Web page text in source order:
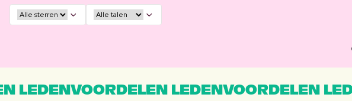
LEDENVOORDELEN LEDENVOORDELEN